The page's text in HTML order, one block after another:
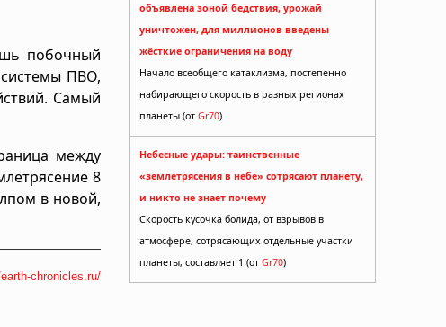
побочный
ПВО,
Самый
между
8
в новой,
chronicles.ru/
объявлена зоной бедствия, урожай
уничтожен, для миллионов введены
жёсткие ограничения на воду
Начало всеобщего катаклизма, постепенно
набирающего скорость в разных регионах
планеты (от Gr70)
Небесные удары: таинственные
«землетрясения в небе» сотрясают планету,
и никто не знает почему
Скорость кусочка болида, от взрывов в
атмосфере, сотрясающих отдельные участки
планеты, составляет 1 (от Gr70)